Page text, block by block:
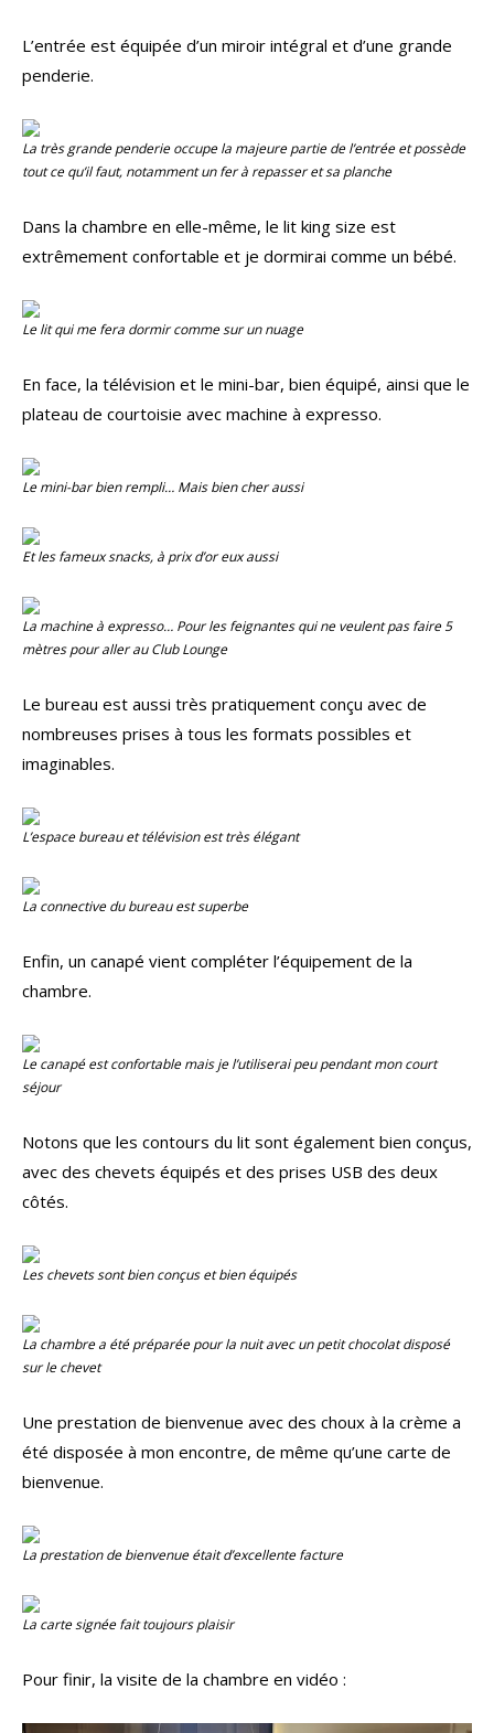
L’entrée est équipée d’un miroir intégral et d’une grande
penderie.
La très grande penderie occupe la majeure partie de l’entrée et possède
tout ce qu’il faut, notamment un fer à repasser et sa planche
Dans la chambre en elle-même, le lit king size est
extrêmement confortable et je dormirai comme un bébé.
Le lit qui me fera dormir comme sur un nuage
En face, la télévision et le mini-bar, bien équipé, ainsi que le
plateau de courtoisie avec machine à expresso.
Le mini-bar bien rempli… Mais bien cher aussi
Et les fameux snacks, à prix d’or eux aussi
La machine à expresso… Pour les feignantes qui ne veulent pas faire 5
mètres pour aller au Club Lounge
Le bureau est aussi très pratiquement conçu avec de
nombreuses prises à tous les formats possibles et
imaginables.
L’espace bureau et télévision est très élégant
La connective du bureau est superbe
Enfin, un canapé vient compléter l’équipement de la
chambre.
Le canapé est confortable mais je l’utiliserai peu pendant mon court
séjour
Notons que les contours du lit sont également bien conçus,
avec des chevets équipés et des prises USB des deux
côtés.
Les chevets sont bien conçus et bien équipés
La chambre a été préparée pour la nuit avec un petit chocolat disposé
sur le chevet
Une prestation de bienvenue avec des choux à la crème a
été disposée à mon encontre, de même qu’une carte de
bienvenue.
La prestation de bienvenue était d’excellente facture
La carte signée fait toujours plaisir
Pour finir, la visite de la chambre en vidéo :